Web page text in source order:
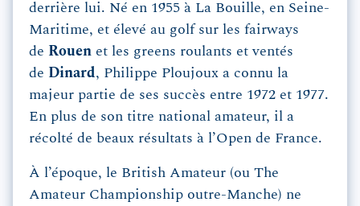
derrière lui. Né en 1955 à La Bouille, en Seine-
Maritime, et élevé au golf sur les fairways
de Rouen et les greens roulants et ventés
de Dinard, Philippe Ploujoux a connu la
majeur partie de ses succès entre 1972 et 1977.
En plus de son titre national amateur, il a
récolté de beaux résultats à l’Open de France.
À l’époque, le British Amateur (ou The
Amateur Championship outre-Manche) ne